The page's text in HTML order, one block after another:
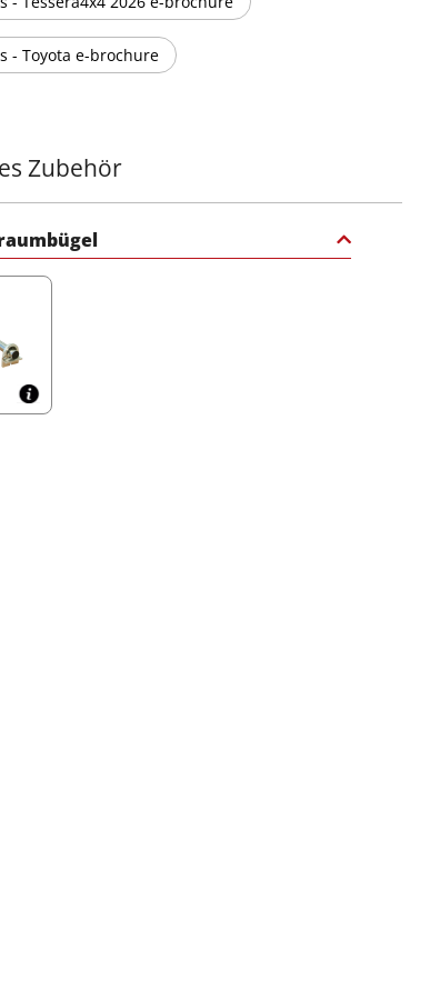
- Toyota e-brochure
Zubehör